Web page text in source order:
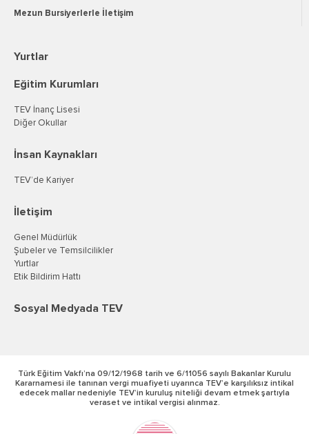
Mezun Bursiyerlerle İletişim
Yurtlar
Eğitim Kurumları
TEV İnanç Lisesi
Diğer Okullar
İnsan Kaynakları
TEV’de Kariyer
İletişim
Genel Müdürlük
Şubeler ve Temsilcilikler
Yurtlar
Etik Bildirim Hattı
Sosyal Medyada TEV
Türk Eğitim Vakfı’na 09/12/1968 tarih ve 6/11056 sayılı Bakanlar Kurulu
Kararnamesi ile tanınan vergi muafiyeti uyarınca TEV’e karşılıksız intikal
edecek mallar nedeniyle TEV’in kuruluş niteliği devam etmek şartıyla
veraset ve intikal vergisi alınmaz.